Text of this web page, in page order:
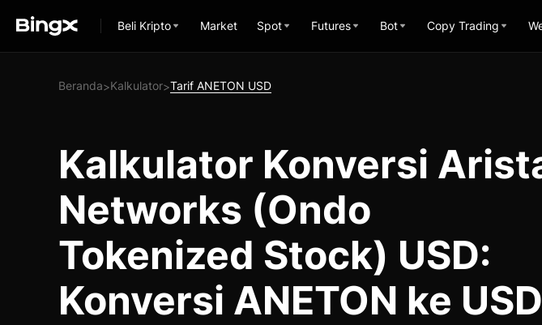
Beli Kripto Market Spot Futures Bot Copy Trading
Beranda>Kalkulator>Tarif ANETON USD
Kalkulator Konversi
Networks (Ondo
Tokenized Stock) USD:
Konversi ANETON ke USD